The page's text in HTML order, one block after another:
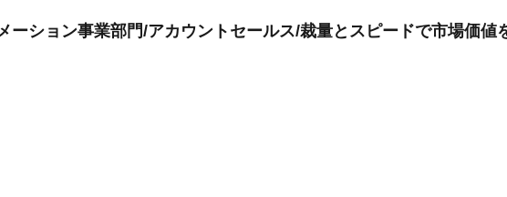
ーション事業部門/アカウントセールス/裁量とスピードで市場価値